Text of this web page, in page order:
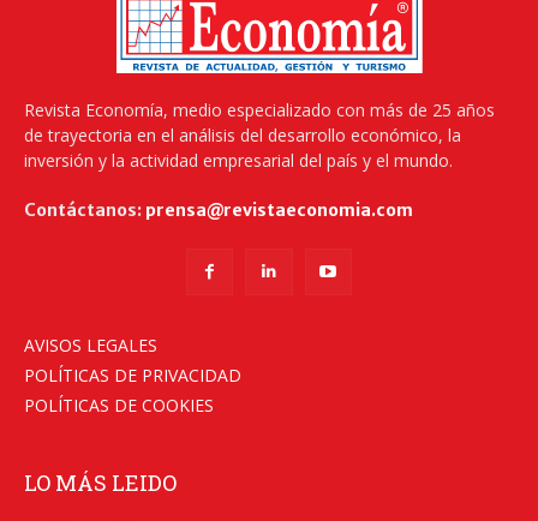
Revista Economía, medio especializado con más de 25 años
de trayectoria en el análisis del desarrollo económico, la
inversión y la actividad empresarial del país y el mundo.
Contáctanos: prensa@revistaeconomia.com
AVISOS LEGALES
POLÍTICAS DE PRIVACIDAD
POLÍTICAS DE COOKIES
LO MÁS LEIDO